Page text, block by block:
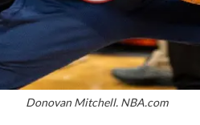
Donovan Mitchell. NBA.com